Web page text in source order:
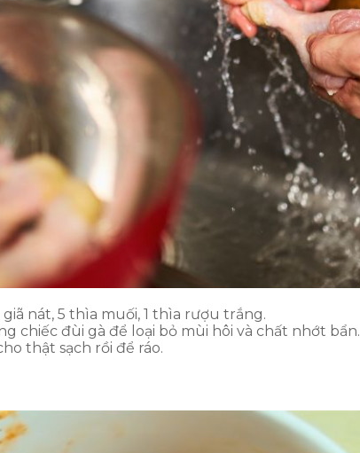
nát, 5 thìa muối, 1 thìa rượu trắng.
chiếc đùi gà để loại bỏ mùi hôi và chất nhớt bẩn.
thật sạch rồi để ráo.